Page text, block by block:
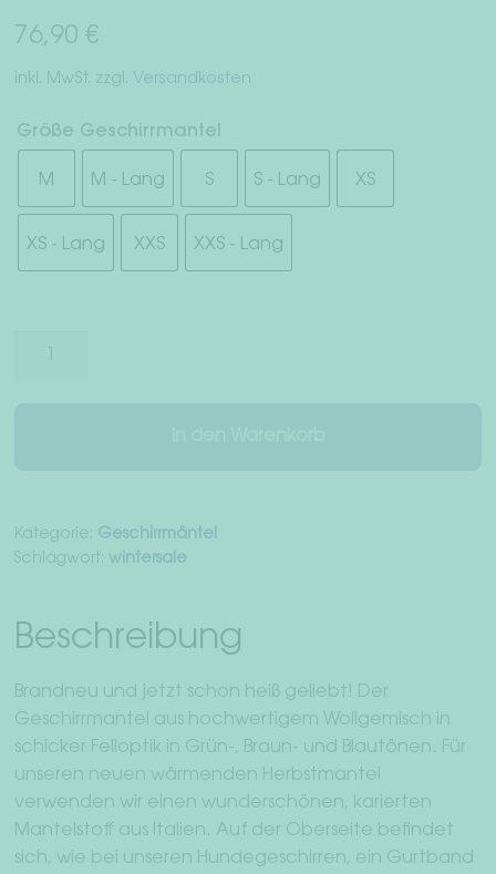
Widerrufsrecht
AGB
Datenschutz
76,90 €
inkl. MwSt. zzgl. Versandkosten
Größe Geschirrmantel
M M - Lang S S - Lang XS
XS - Lang XXS XXS - Lang
Geschirrmantel
Kategorie: Geschirrmäntel
Schlagwort: wintersale
Beschreibung
Brandneu und jetzt schon heiß geliebt! Der
Geschirrmantel aus hochwertigem Wollgemisch in
schicker Felloptik in Grün-, Braun- und Blautönen. Für
unseren neuen wärmenden Herbstmantel
verwenden wir einen wunderschönen, karierten
Mantelstoff aus Italien. Auf der Oberseite befindet
sich, wie bei unseren Hundegeschirren, ein Gurtband